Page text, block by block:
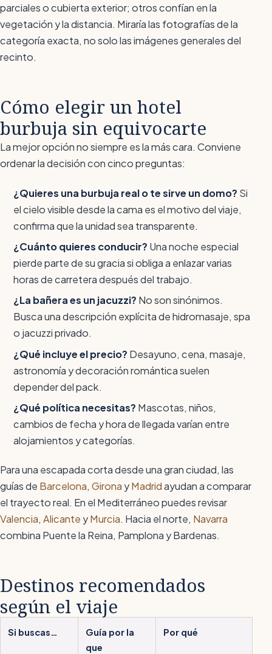
parciales o cubierta exterior; otros confían en la
vegetación y la distancia. Miraría las fotografías de la
categoría exacta, no solo las imágenes generales del
recinto.
Cómo elegir un hotel
burbuja sin equivocarte
La mejor opción no siempre es la más cara. Conviene
ordenar la decisión con cinco preguntas:
¿Quieres una burbuja real o te sirve un domo? Si
el cielo visible desde la cama es el motivo del viaje,
confirma que la unidad sea transparente.
¿Cuánto quieres conducir? Una noche especial
pierde parte de su gracia si obliga a enlazar varias
horas de carretera después del trabajo.
¿La bañera es un jacuzzi? No son sinónimos.
Busca una descripción explícita de hidromasaje, spa
o jacuzzi privado.
¿Qué incluye el precio? Desayuno, cena, masaje,
astronomía y decoración romántica suelen
depender del pack.
¿Qué política necesitas? Mascotas, niños,
cambios de fecha y hora de llegada varían entre
alojamientos y categorías.
Para una escapada corta desde una gran ciudad, las
guías de Barcelona, Girona yMadridayudan a comparar
el trayecto real. En el Mediterráneo puedes revisar
Valencia, Alicante yMurcia. Hacia el norte, Navarra
combina Puente la Reina, Pamplona y Bardenas.
Destinos recomendados
según el viaje
Si buscas…
Guía por la
que
Por qué